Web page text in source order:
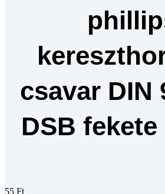
csavar DIN
DSB fekete
55 Ft